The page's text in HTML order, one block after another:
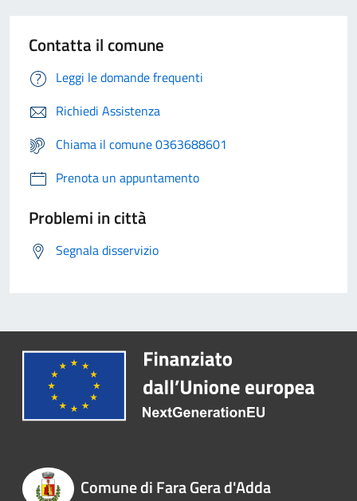
Contatta il comune
Leggi le domande frequenti
Richiedi Assistenza
Chiama il comune 0363688601
Prenota un appuntamento
Problemi in città
Segnala disservizio
Comune di Fara Gera d'Adda